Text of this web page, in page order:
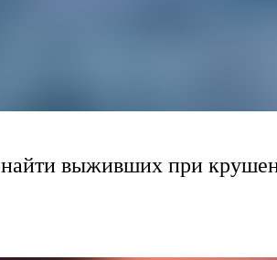
найти выживших при